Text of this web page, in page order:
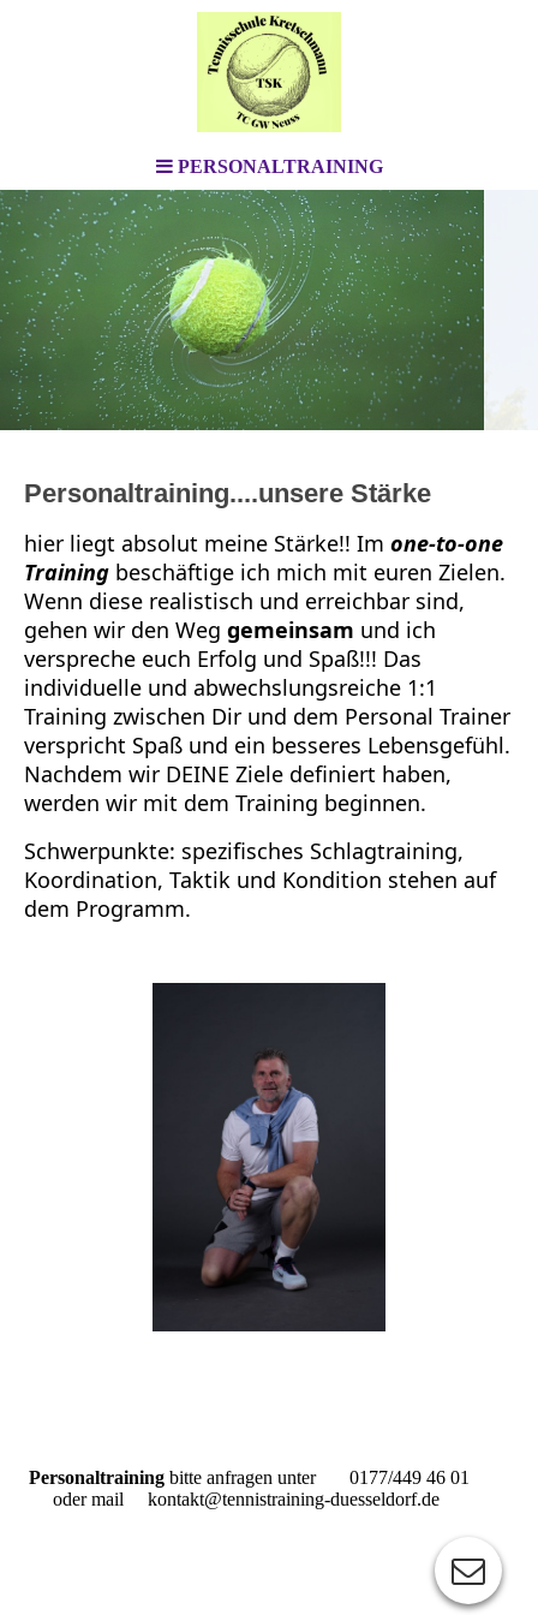
PERSONALTRAINING
Personaltraining....unsere Stärke
hier liegt absolut meine Stärke!! Im one-to-one
Training beschäftige ich mich mit euren Zielen.
Wenn diese realistisch und erreichbar sind,
gehen wir den Weg gemeinsam und ich
verspreche euch Erfolg und Spaß!!! Das
individuelle und abwechslungsreiche 1:1
Training zwischen Dir und dem Personal Trainer
verspricht Spaß und ein besseres Lebensgefühl.
Nachdem wir DEINE Ziele definiert haben,
werden wir mit dem Training beginnen.
Schwerpunkte: spezifisches Schlagtraining,
Koordination, Taktik und Kondition stehen auf
dem Programm.
Personaltraining bitte anfragen unter 0177/449 46 01
oder mail kontakt@tennistraining-duesseldorf.de